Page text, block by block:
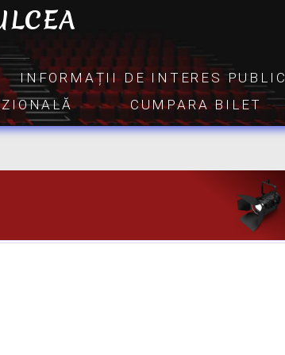
INFORMAȚII DE INTERES PUBLIC
CUMPARA BILET